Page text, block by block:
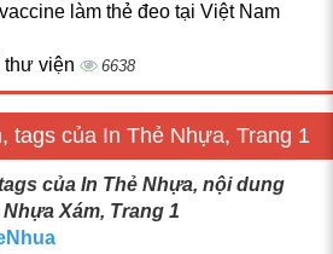
làm thẻ đeo tại Việt Nam
thư viện 6638
tags của In Thẻ Nhựa, Trang 1
của In Thẻ Nhựa, nội dung
Xám, Trang 1